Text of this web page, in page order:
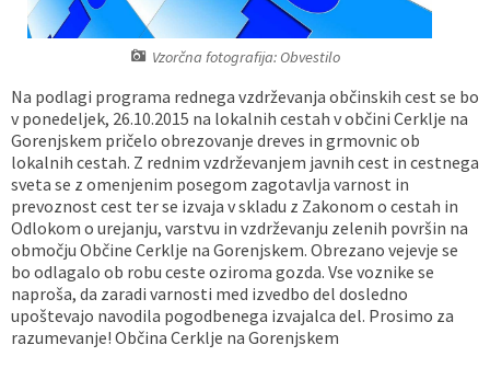
Vzorčna fotografija: Obvestilo
Na podlagi programa rednega vzdrževanja občinskih cest se bo
v ponedeljek, 26.10.2015 na lokalnih cestah v občini Cerklje na
Gorenjskem pričelo obrezovanje dreves in grmovnic ob
lokalnih cestah. Z rednim vzdrževanjem javnih cest in cestnega
sveta se z omenjenim posegom zagotavlja varnost in
prevoznost cest ter se izvaja v skladu z Zakonom o cestah in
Odlokom o urejanju, varstvu in vzdrževanju zelenih površin na
območju Občine Cerklje na Gorenjskem. Obrezano vejevje se
bo odlagalo ob robu ceste oziroma gozda. Vse voznike se
naproša, da zaradi varnosti med izvedbo del dosledno
upoštevajo navodila pogodbenega izvajalca del. Prosimo za
razumevanje! Občina Cerklje na Gorenjskem
Vaške skupnosti
Medobčinski inšpektorat
Gasilstvo, zaščita in reševanje
Načrt ravnanja s stvarnim premoženjem
Galerija slik
Dokumenti v javni obravnavi